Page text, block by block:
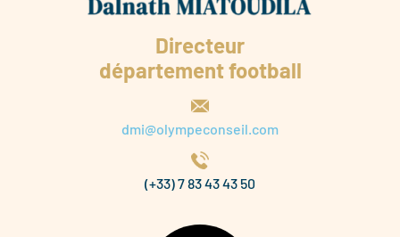
Directeur
département football
dmi@olympeconseil.com
(+33) 7 83 43 43 50